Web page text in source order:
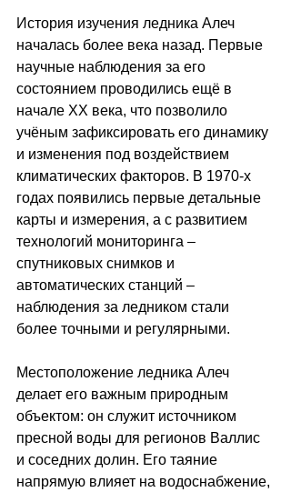
История изучения ледника Алеч
началась более века назад. Первые
научные наблюдения за его
состоянием проводились ещё в
начале XX века, что позволило
учёным зафиксировать его динамику
и изменения под воздействием
климатических факторов. В 1970-х
годах появились первые детальные
карты и измерения, а с развитием
технологий мониторинга –
спутниковых снимков и
автоматических станций –
наблюдения за ледником стали
более точными и регулярными.
Местоположение ледника Алеч
делает его важным природным
объектом: он служит источником
пресной воды для регионов Валлис
и соседних долин. Его таяние
напрямую влияет на водоснабжение,